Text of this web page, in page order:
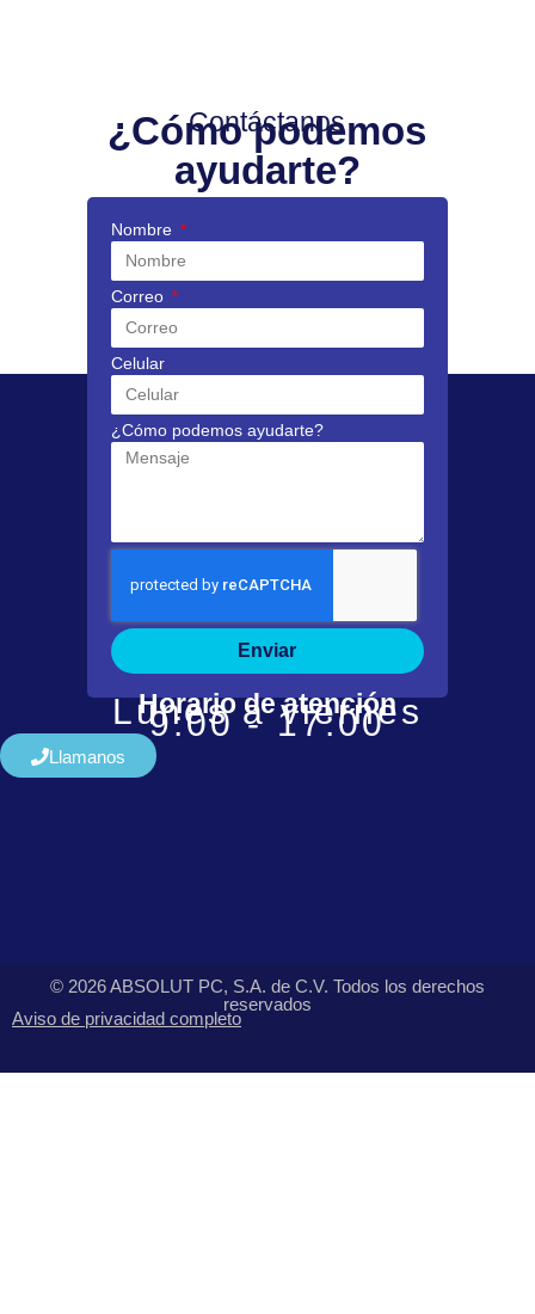
Contáctanos
¿Cómo podemos
ayudarte?
Nombre
Correo
Celular
¿Cómo podemos ayudarte?
Enviar
Horario de atención
Lunes a viernes
9:00 - 17:00
Llamanos
© 2026 ABSOLUT PC, S.A. de C.V. Todos los derechos
reservados
Aviso de privacidad completo